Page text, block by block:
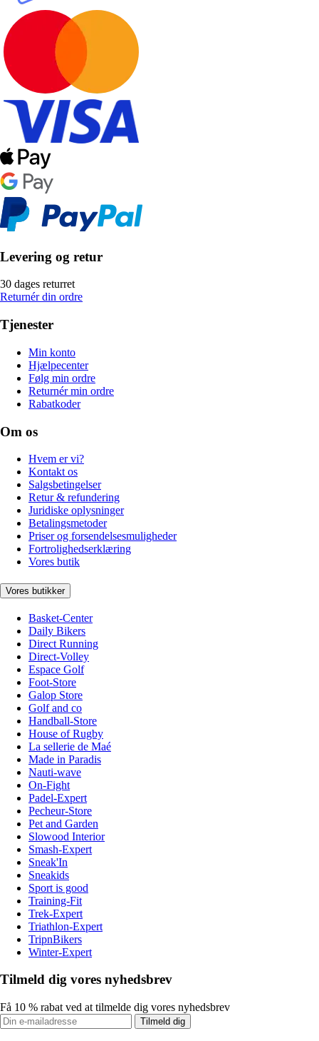
Levering og retur
30 dages returret
Returnér din ordre
Tjenester
Min konto
Hjælpecenter
Følg min ordre
Returnér min ordre
Rabatkoder
Om os
Hvem er vi?
Kontakt os
Salgsbetingelser
Retur & refundering
Juridiske oplysninger
Betalingsmetoder
Priser og forsendelsesmuligheder
Fortrolighedserklæring
Vores butik
Vores butikker
Basket-Center
Daily Bikers
Direct Running
Direct-Volley
Espace Golf
Foot-Store
Galop Store
Golf and co
Handball-Store
House of Rugby
La sellerie de Maé
Made in Paradis
Nauti-wave
On-Fight
Padel-Expert
Pecheur-Store
Pet and Garden
Slowood Interior
Smash-Expert
Sneak'In
Sneakids
Sport is good
Training-Fit
Trek-Expert
Triathlon-Expert
TripnBikers
Winter-Expert
Tilmeld dig vores nyhedsbrev
Få 10 % rabat ved at tilmelde dig vores nyhedsbrev
Tilmeld dig